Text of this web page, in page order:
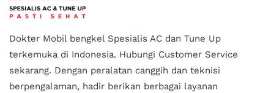
Dokter Mobil bengkel Spesialis AC dan Tune Up
terkemuka di Indonesia. Hubungi Customer Service
sekarang. Dengan peralatan canggih dan teknisi
berpengalaman, hadir berikan berbagai layanan